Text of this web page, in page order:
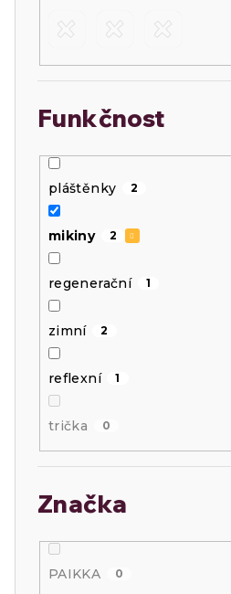
Funkčnost
pláštěnky 2
mikiny 2
regenerační 1
zimní 2
reflexní 1
trička 0
Značka
PAIKKA 0